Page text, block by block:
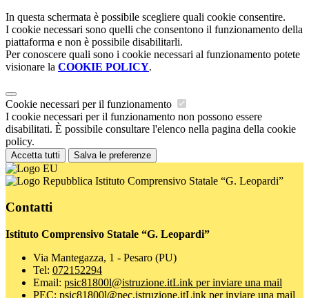
In questa schermata è possibile scegliere quali cookie consentire.
I cookie necessari sono quelli che consentono il funzionamento della
piattaforma e non è possibile disabilitarli.
Per conoscere quali sono i cookie necessari al funzionamento potete
visionare la COOKIE POLICY.
Cookie necessari per il funzionamento
I cookie necessari per il funzionamento non possono essere
disabilitati. È possibile consultare l'elenco nella pagina della cookie
policy.
Accetta tutti Salva le preferenze
Istituto Comprensivo Statale “G. Leopardi”
Contatti
Istituto Comprensivo Statale “G. Leopardi”
Via Mantegazza, 1 - Pesaro (PU)
Tel: 072152294
Email: psic81800l@istruzione.itLink per inviare una mail
PEC: psic81800l@pec.istruzione.itLink per inviare una mail